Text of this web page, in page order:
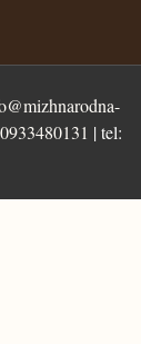
| tel: